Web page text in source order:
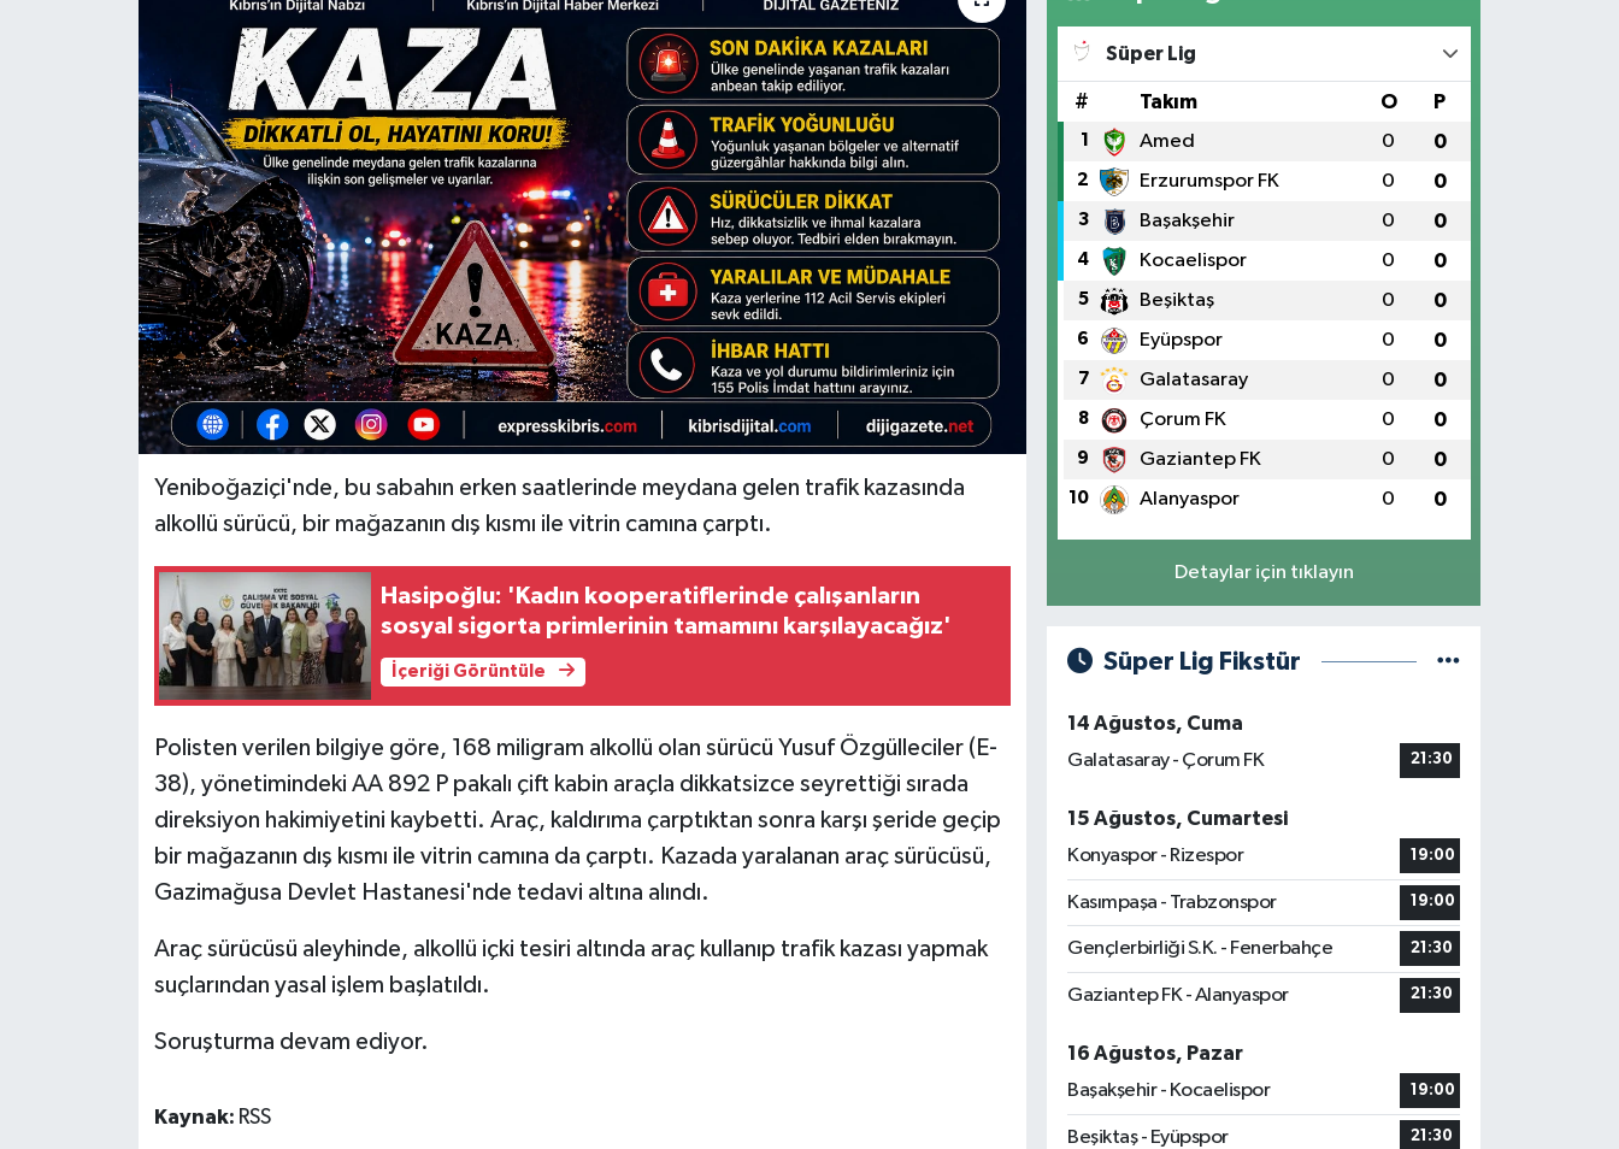
Yeniboğaziçi'nde, bu sabahın erken saatlerinde meydana gelen trafik kazasında
alkollü sürücü, bir mağazanın dış kısmı ile vitrin camına çarptı.
Hasipoğlu: 'Kadın kooperatiflerinde çalışanların
sosyal sigorta primlerinin tamamını karşılayacağız'
İçeriği Görüntüle
Polisten verilen bilgiye göre, 168 miligram alkollü olan sürücü Yusuf Özgülleciler (E-
38), yönetimindeki AA 892 P pakalı çift kabin araçla dikkatsizce seyrettiği sırada
direksiyon hakimiyetini kaybetti. Araç, kaldırıma çarptıktan sonra karşı şeride geçip
bir mağazanın dış kısmı ile vitrin camına da çarptı. Kazada yaralanan araç sürücüsü,
Gazimağusa Devlet Hastanesi'nde tedavi altına alındı.
Araç sürücüsü aleyhinde, alkollü içki tesiri altında araç kullanıp trafik kazası yapmak
suçlarından yasal işlem başlatıldı.
Soruşturma devam ediyor.
Kaynak: RSS
Süper Lig
# Takım O P
1 Amed 0 0
2 Erzurumspor FK 0 0
3 Başakşehir 0 0
4 Kocaelispor 0 0
5 Beşiktaş 0 0
6 Eyüpspor 0 0
7 Galatasaray 0 0
8 Çorum FK 0 0
9 Gaziantep FK 0 0
10 Alanyaspor 0 0
Detaylar için tıklayın
Süper Lig Fikstür
14 Ağustos, Cuma
Galatasaray - Çorum FK
21:30
15 Ağustos, Cumartesi
Konyaspor - Rizespor
19:00
Kasımpaşa - Trabzonspor 19:00
Gençlerbirliği S.K. - Fenerbahçe 21:30
Gaziantep FK - Alanyaspor 21:30
16 Ağustos, Pazar
Başakşehir - Kocaelispor
19:00
Beşiktaş - Eyüpspor 21:30
GAZİMAĞUSA
GÜNDEM
GÜNEY KIBRIS
İÇ HABERLER
KÜLTÜR SANAT
LEFKOŞA
Nöbetçi Eczaneler